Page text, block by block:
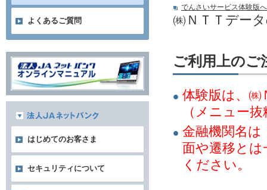
でんさいサービス体験版へ
㈱ＮＴＴデー
ご利用上のご
体験版は、㈱
（メニュー
金融機関名は
面や遷移と
ください。
よくあるご質問
はじめてのお客さま
セキュリティについて